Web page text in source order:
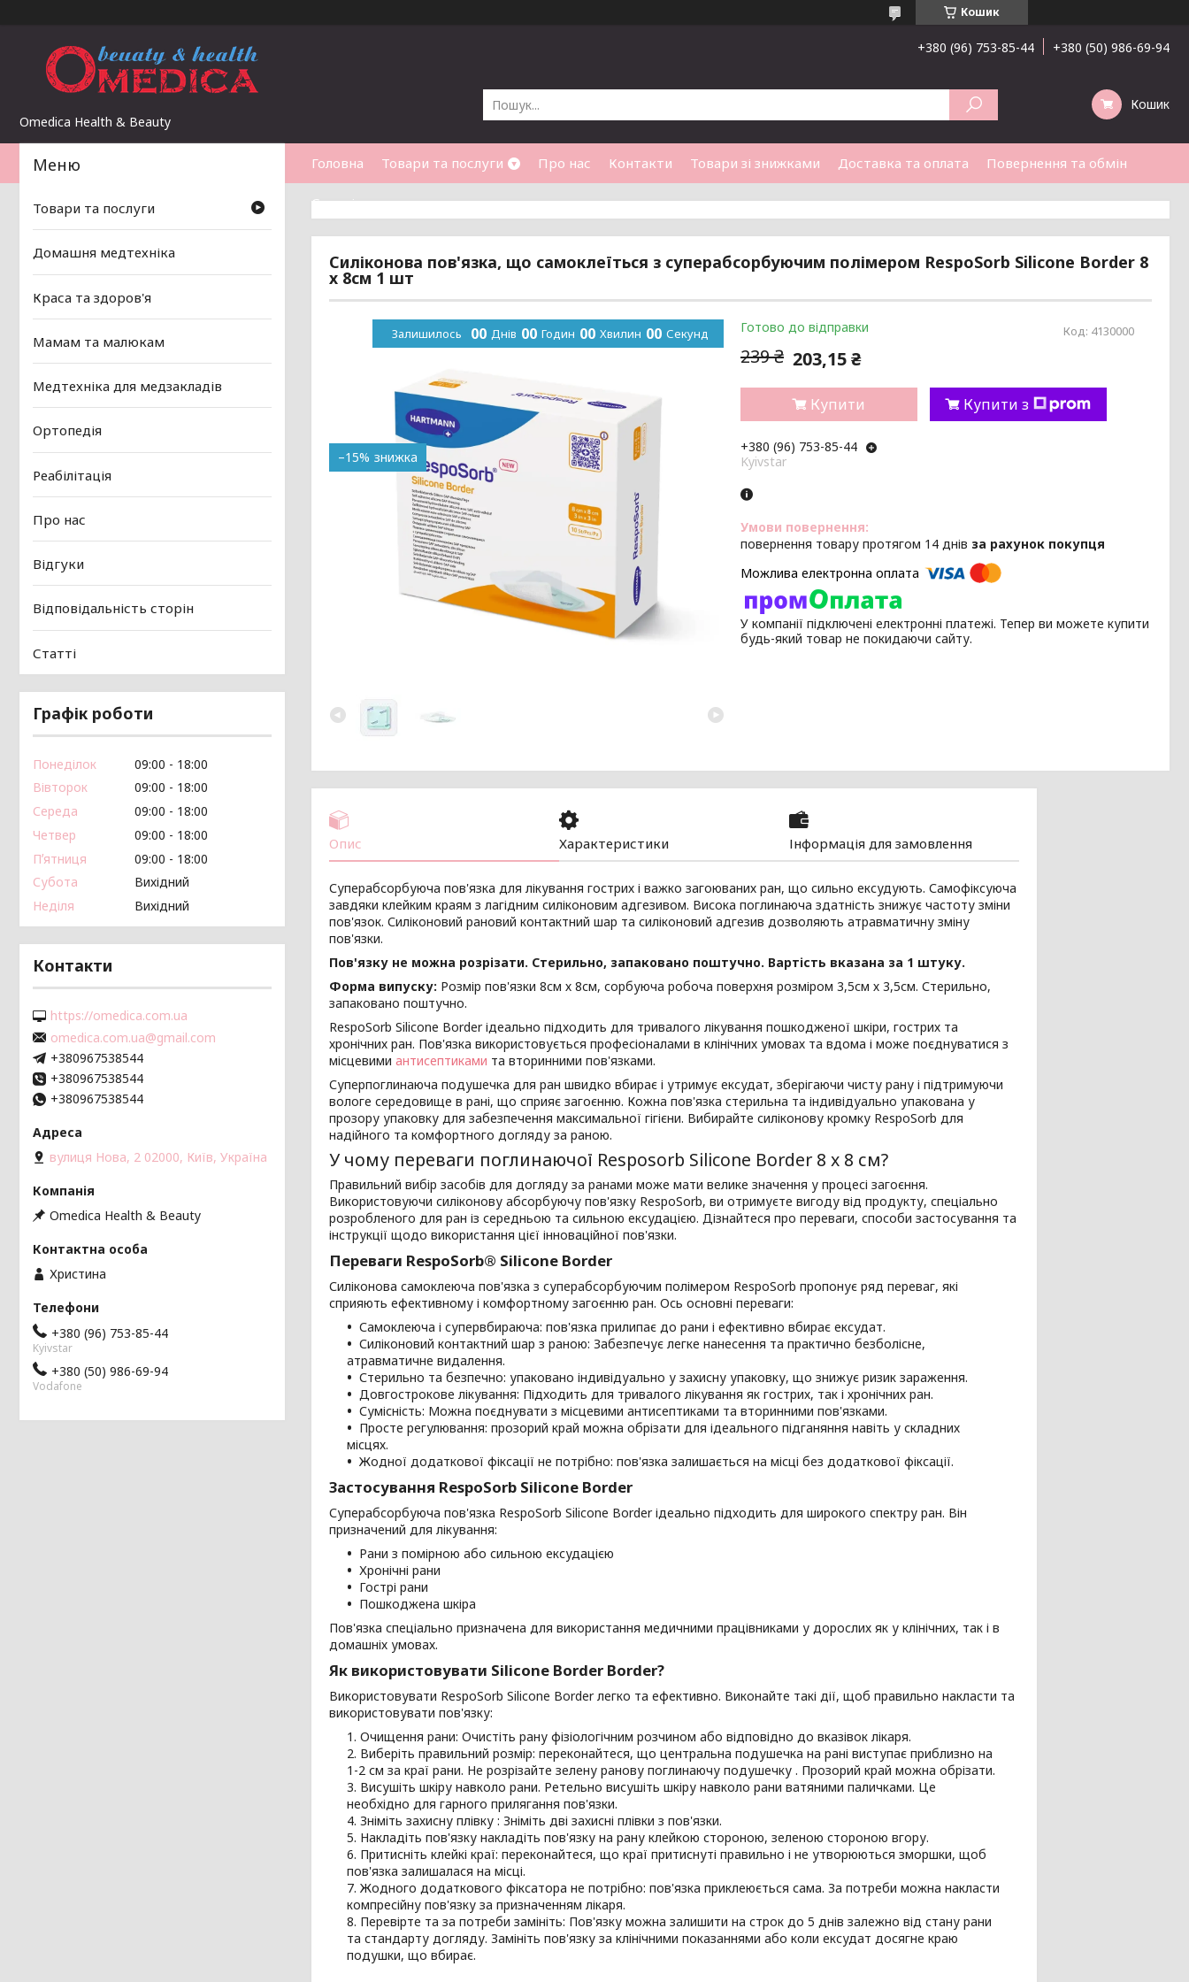
Кошик
Omedica Health & Beauty
+380 (96) 753-85-44 +380 (50) 986-69-94
Кошик
Головна Товари та послуги Про нас Контакти Товари зі знижками Доставка та оплата Повернення та обмін
Статті
Силіконова пов'язка, що самоклеїться з суперабсорбуючим полімером RespoSorb Silicone Border 8
х 8см 1 шт
–15%
Залишилось 00 Днів 00 Годин 00 Хвилин 00 Секунд Готово до відправки Код: 4130000
239 ₴ 203,15 ₴
Купити Купити з
+380 (96) 753-85-44
Kyivstar
повернення товару протягом 14 днів за рахунок покупця
У компанії підключені електронні платежі. Тепер ви можете купити
будь-який товар не покидаючи сайту.
Опис Характеристики Інформація для замовлення
Суперабсорбуюча пов'язка для лікування гострих і важко загоюваних ран, що сильно ексудують. Самофіксуюча
завдяки клейким краям з лагідним силіконовим адгезивом. Висока поглинаюча здатність знижує частоту зміни
пов'язок. Силіконовий рановий контактний шар та силіконовий адгезив дозволяють атравматичну зміну
пов'язки.
Пов'язку не можна розрізати. Стерильно, запаковано поштучно. Вартість вказана за 1 штуку.
Форма випуску: Розмір пов'язки 8см х 8см, сорбуюча робоча поверхня розміром 3,5см х 3,5см. Стерильно,
запаковано поштучно.
RespoSorb Silicone Border ідеально підходить для тривалого лікування пошкодженої шкіри, гострих та
хронічних ран. Пов'язка використовується професіоналами в клінічних умовах та вдома і може поєднуватися з
місцевими антисептиками та вторинними пов'язками.
Суперпоглинаюча подушечка для ран швидко вбирає і утримує ексудат, зберігаючи чисту рану і підтримуючи
вологе середовище в рані, що сприяє загоєнню. Кожна пов'язка стерильна та індивідуально упакована у
прозору упаковку для забезпечення максимальної гігієни. Вибирайте силіконову кромку RespoSorb для
надійного та комфортного догляду за раною.
У чому переваги поглинаючої Resposorb Silicone Border 8 x 8 см?
Правильний вибір засобів для догляду за ранами може мати велике значення у процесі загоєння.
Використовуючи силіконову абсорбуючу пов'язку RespoSorb, ви отримуєте вигоду від продукту, спеціально
розробленого для ран із середньою та сильною ексудацією. Дізнайтеся про переваги, способи застосування та
інструкції щодо використання цієї інноваційної пов'язки.
Переваги RespoSorb® Silicone Border
Силіконова самоклеюча пов'язка з суперабсорбуючим полімером RespoSorb пропонує ряд переваг, які
сприяють ефективному і комфортному загоєнню ран. Ось основні переваги:
Самоклеюча і супервбираюча: пов'язка прилипає до рани і ефективно вбирає ексудат.
Силіконовий контактний шар з раною: Забезпечує легке нанесення та практично безболісне,
атравматичне видалення.
Стерильно та безпечно: упаковано індивідуально у захисну упаковку, що знижує ризик зараження.
Довгострокове лікування: Підходить для тривалого лікування як гострих, так і хронічних ран.
Сумісність: Можна поєднувати з місцевими антисептиками та вторинними пов'язками.
Просте регулювання: прозорий край можна обрізати для ідеального підганяння навіть у складних
місцях.
Жодної додаткової фіксації не потрібно: пов'язка залишається на місці без додаткової фіксації.
Застосування RespoSorb Silicone Border
Суперабсорбуюча пов'язка RespoSorb Silicone Border ідеально підходить для широкого спектру ран. Він
призначений для лікування:
Рани з помірною або сильною ексудацією
Хронічні рани
Гострі рани
Пошкоджена шкіра
Пов'язка спеціально призначена для використання медичними працівниками у дорослих як у клінічних, так і в
домашніх умовах.
Як використовувати Silicone Border Border?
Використовувати RespoSorb Silicone Border легко та ефективно. Виконайте такі дії, щоб правильно накласти та
використовувати пов'язку:
Очищення рани: Очистіть рану фізіологічним розчином або відповідно до вказівок лікаря.
Виберіть правильний розмір: переконайтеся, що центральна подушечка на рані виступає приблизно на
1-2 см за краї рани. Не розрізайте зелену ранову поглинаючу подушечку . Прозорий край можна обрізати.
Висушіть шкіру навколо рани. Ретельно висушіть шкіру навколо рани ватяними паличками. Це
необхідно для гарного прилягання пов'язки.
Зніміть захисну плівку : Зніміть дві захисні плівки з пов'язки.
Накладіть пов'язку накладіть пов'язку на рану клейкою стороною, зеленою стороною вгору.
Притисніть клейкі краї: переконайтеся, що краї притиснуті правильно і не утворюються зморшки, щоб
пов'язка залишалася на місці.
Жодного додаткового фіксатора не потрібно: пов'язка приклеюється сама. За потреби можна накласти
компресійну пов'язку за призначенням лікаря.
Перевірте та за потреби замініть: Пов'язку можна залишити на строк до 5 днів залежно від стану рани
та стандарту догляду. Замініть пов'язку за клінічними показаннями або коли ексудат досягне краю
подушки, що вбирає.
Товари та послуги
Домашня медтехніка
Краса та здоров'я
Мамам та малюкам
Медтехніка для медзакладів
Ортопедія
Реабілітація
Про нас
Відгуки
Відповідальність сторін
Статті
Графік роботи
Понеділок 09:00
18:00
Вівторок
09:00
18:00
Середа
09:00
18:00
Четвер
09:00
18:00
Пʼятниця
09:00
18:00
Субота
Вихідний
Неділя
Вихідний
Контакти
https://omedica.com.ua
omedica.com.ua@gmail.com
+380967538544
+380967538544
+380967538544
вулиця Нова, 2 02000, Київ, Україна
Omedica Health & Beauty
Христина
+380 (96) 753-85-44
Kyivstar
+380 (50) 986-69-94
Vodafone